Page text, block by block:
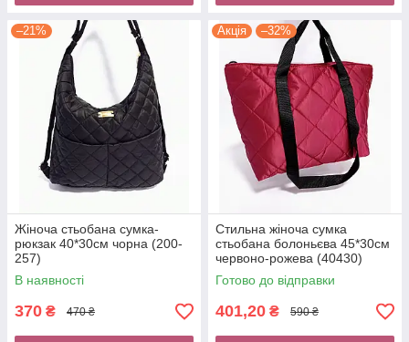
–21%
Жіноча стьобана сумка-
рюкзак 40*30см чорна (200-
257)
В наявності
370 ₴ 470 ₴
Акція –32%
Стильна жіноча сумка
стьобана болоньєва 45*30см
червоно-рожева (40430)
Готово до відправки
401,20 ₴ 590 ₴